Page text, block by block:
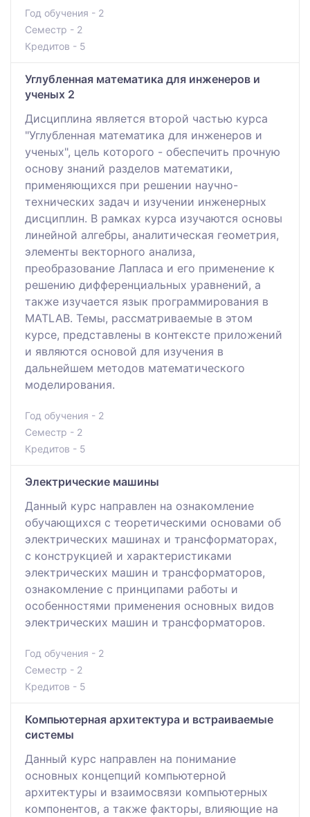
Год обучения - 2
Семестр - 2
Кредитов - 5
Углубленная математика для инженеров и
ученых 2
Дисциплина является второй частью курса
"Углубленная математика для инженеров и
ученых", цель которого - обеспечить прочную
основу знаний разделов математики,
применяющихся при решении научно-
технических задач и изучении инженерных
дисциплин. В рамках курса изучаются основы
линейной алгебры, аналитическая геометрия,
элементы векторного анализа,
преобразование Лапласа и его применение к
решению дифференциальных уравнений, а
также изучается язык программирования в
MATLAB. Темы, рассматриваемые в этом
курсе, представлены в контексте приложений
и являются основой для изучения в
дальнейшем методов математического
моделирования.
Год обучения - 2
Семестр - 2
Кредитов - 5
Электрические машины
Данный курс направлен на ознакомление
обучающихся с теоретическими основами об
электрических машинах и трансформаторах,
с конструкцией и характеристиками
электрических машин и трансформаторов,
ознакомление с принципами работы и
особенностями применения основных видов
электрических машин и трансформаторов.
Год обучения - 2
Семестр - 2
Кредитов - 5
Компьютерная архитектура и встраиваемые
системы
Данный курс направлен на понимание
основных концепций компьютерной
архитектуры и взаимосвязи компьютерных
компонентов, а также факторы, влияющие на